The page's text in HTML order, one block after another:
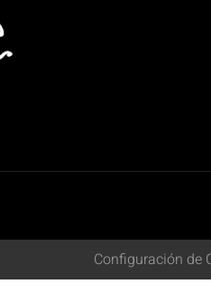
Configuración de